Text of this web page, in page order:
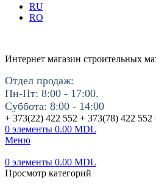
RU
RO
Интернет магазин строительных
Отдел продаж:
Пн-Пт: 8:00 - 17:00.
Суббота: 8:00 - 14:00
+ 373(22) 422 552 + 373(78) 422 552
0 элементы 0.00 MDL
Меню
0 элементы 0.00 MDL
Просмотр категорий